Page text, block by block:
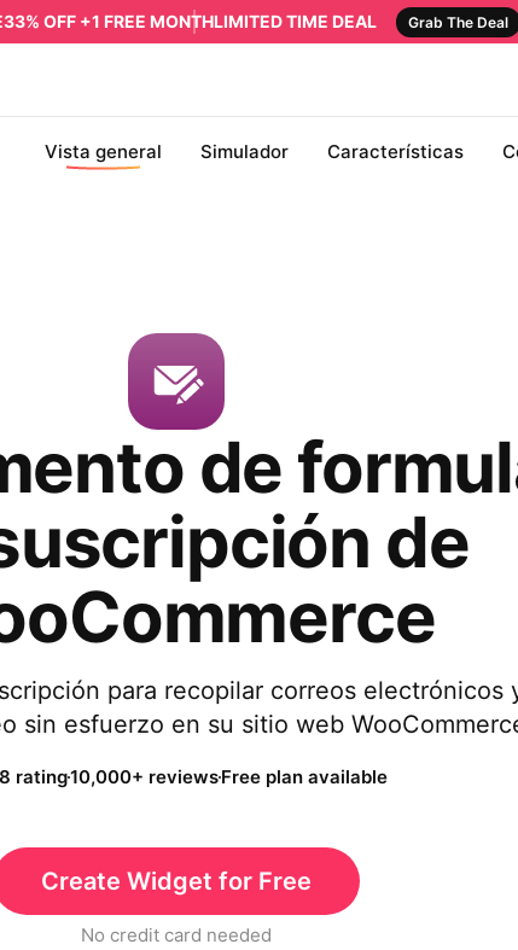
33% OFF +1 FREE MONTHLIMITED TIME DEAL Grab The Deal
Vista general Simulador Características
de
de
para recopilar correos electrónicos
sin esfuerzo en su sitio web
rating10,000+ reviewsFree plan available
Create Widget for Free
No credit card needed